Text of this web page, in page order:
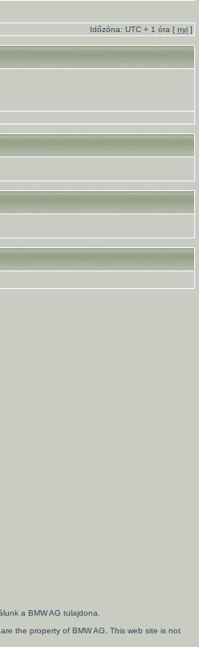
Időzóna: UTC + 1 óra [ nyi ]
a BMW AG tulajdona.
the property of BMW AG. This web site is not